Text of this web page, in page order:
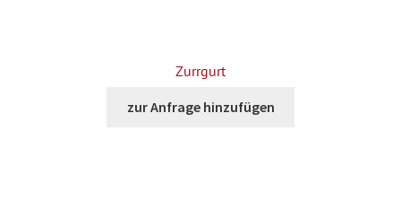
Zurrgurt
zur Anfrage hinzufügen